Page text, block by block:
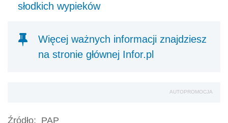
słodkich wypieków
Więcej ważnych informacji znajdziesz
na stronie głównej Infor.pl
AUTOPROMOCJA
Źródło: PAP